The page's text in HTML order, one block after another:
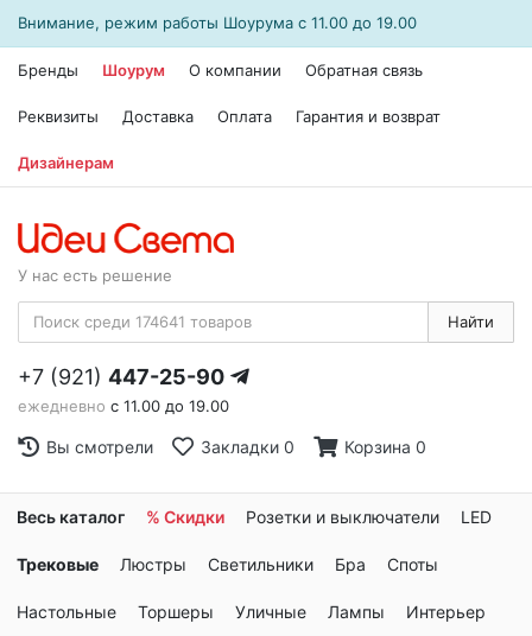
Внимание, режим работы Шоурума с 11.00 до 19.00
Бренды Шоурум О компании Обратная связь
Реквизиты Доставка Оплата Гарантия и возврат
Дизайнерам
У нас есть решение
Найти
+7 (921) 447-25-90
ежедневно с 11.00 до 19.00
Вы смотрели Закладки 0 Корзина 0
Весь каталог % Скидки Розетки и выключатели LED
Трековые Люстры Светильники Бра Споты
Настольные Торшеры Уличные Лампы Интерьер